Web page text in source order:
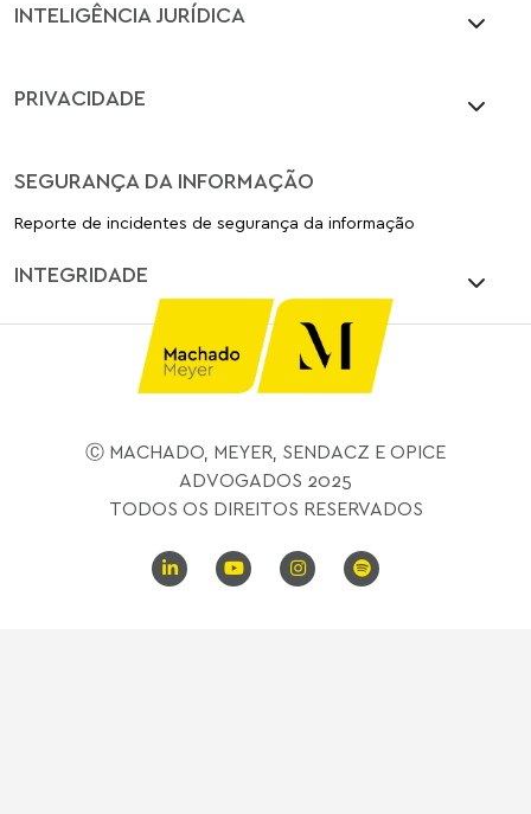
INTELIGÊNCIA JURÍDICA
PRIVACIDADE
SEGURANÇA DA INFORMAÇÃO
Reporte de incidentes de segurança da informação
INTEGRIDADE
Ⓒ MACHADO, MEYER, SENDACZ E OPICE
ADVOGADOS 2025
TODOS OS DIREITOS RESERVADOS